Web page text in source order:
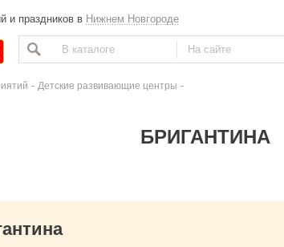
и праздников в Нижнем Новгороде
- Детские развивающие центры -
БРИГАНТИНА